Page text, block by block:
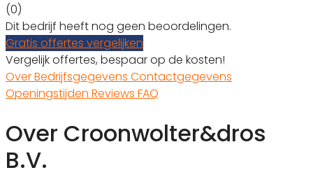
(0)
Dit bedrijf heeft nog geen beoordelingen.
Gratis offertes vergelijken
Vergelijk offertes, bespaar op de kosten!
OverBedrijfsgegevens Contactgegevens
Openingstijden Reviews FAQ
Over Croonwolter&dros
B.V.